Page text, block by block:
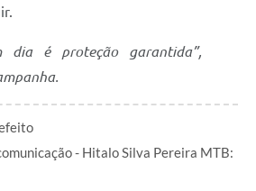
dia é proteção garantida”,
- Hitalo Silva Pereira MTB: